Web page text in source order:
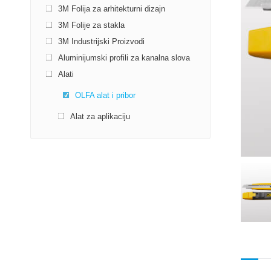
3M Folija za arhitekturni dizajn
3M Folije za stakla
3M Industrijski Proizvodi
Aluminijumski profili za kanalna slova
Alati
OLFA alat i pribor
Alat za aplikaciju